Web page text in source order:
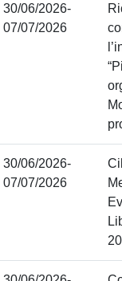
30/06/2026-
07/07/2026
30/06/2026-
07/07/2026